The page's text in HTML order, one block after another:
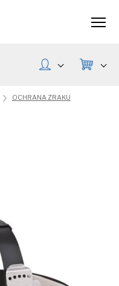
OCHRANA ZRAKU